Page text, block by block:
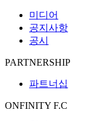
미디어
공지사항
공시
PARTNERSHIP
파트너십
ONFINITY F.C